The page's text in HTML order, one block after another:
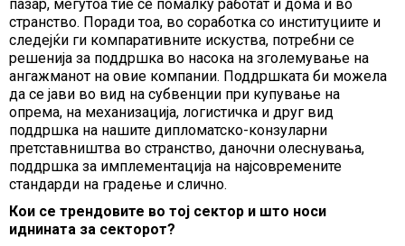
пазар, меѓутоа тие сè помалку работат и дома и во
странство. Поради тоа, во соработка со институциите и
следејќи ги компаративните искуства, потребни се
решенија за поддршка во насока на зголемување на
ангажманот на овие компании. Поддршката би можела
да се јави во вид на субвенции при купување на
опрема, на механизација, логистичка и друг вид
поддршка на нашите дипломатско-конзуларни
претставништва во странство, даночни олеснувања,
поддршка за имплементација на најсовремените
стандарди на градење и слично.
Кои се трендовите во тој сектор и што носи
иднината за секторот?